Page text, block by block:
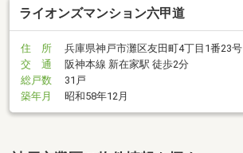
ライオンズマンション六甲道
住 所
兵庫県神戸市灘区友田町4丁目1番23号
交 通
阪神本線 新在家駅 徒歩2分
総戸数
31戸
築年月
昭和58年12月